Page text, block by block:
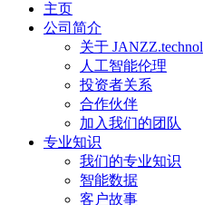
主页
公司简介
关于
人工智能伦理
投资者关系
合作伙伴
加入我们的团队
专业知识
我们的专业知识
智能数据
客户故事